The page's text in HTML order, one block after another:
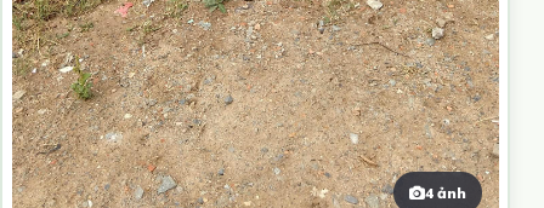
4 ảnh